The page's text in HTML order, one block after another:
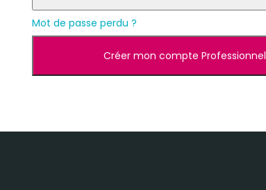
Mot de passe perdu ?
Créer mon compte Professionnel